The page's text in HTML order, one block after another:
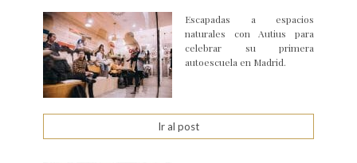
Escapadas a espacios
naturales con Autius para
celebrar su primera
autoescuela en Madrid.
Ir al post